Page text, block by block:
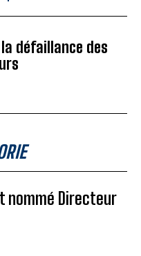
défaillance des
nommé Directeur